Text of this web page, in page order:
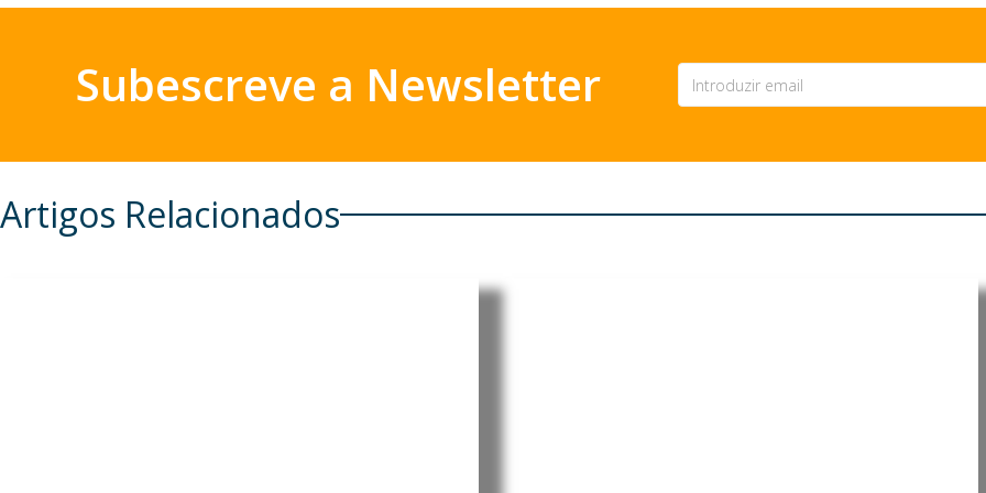
Subescreve a Newsletter
Artigos Relacionados